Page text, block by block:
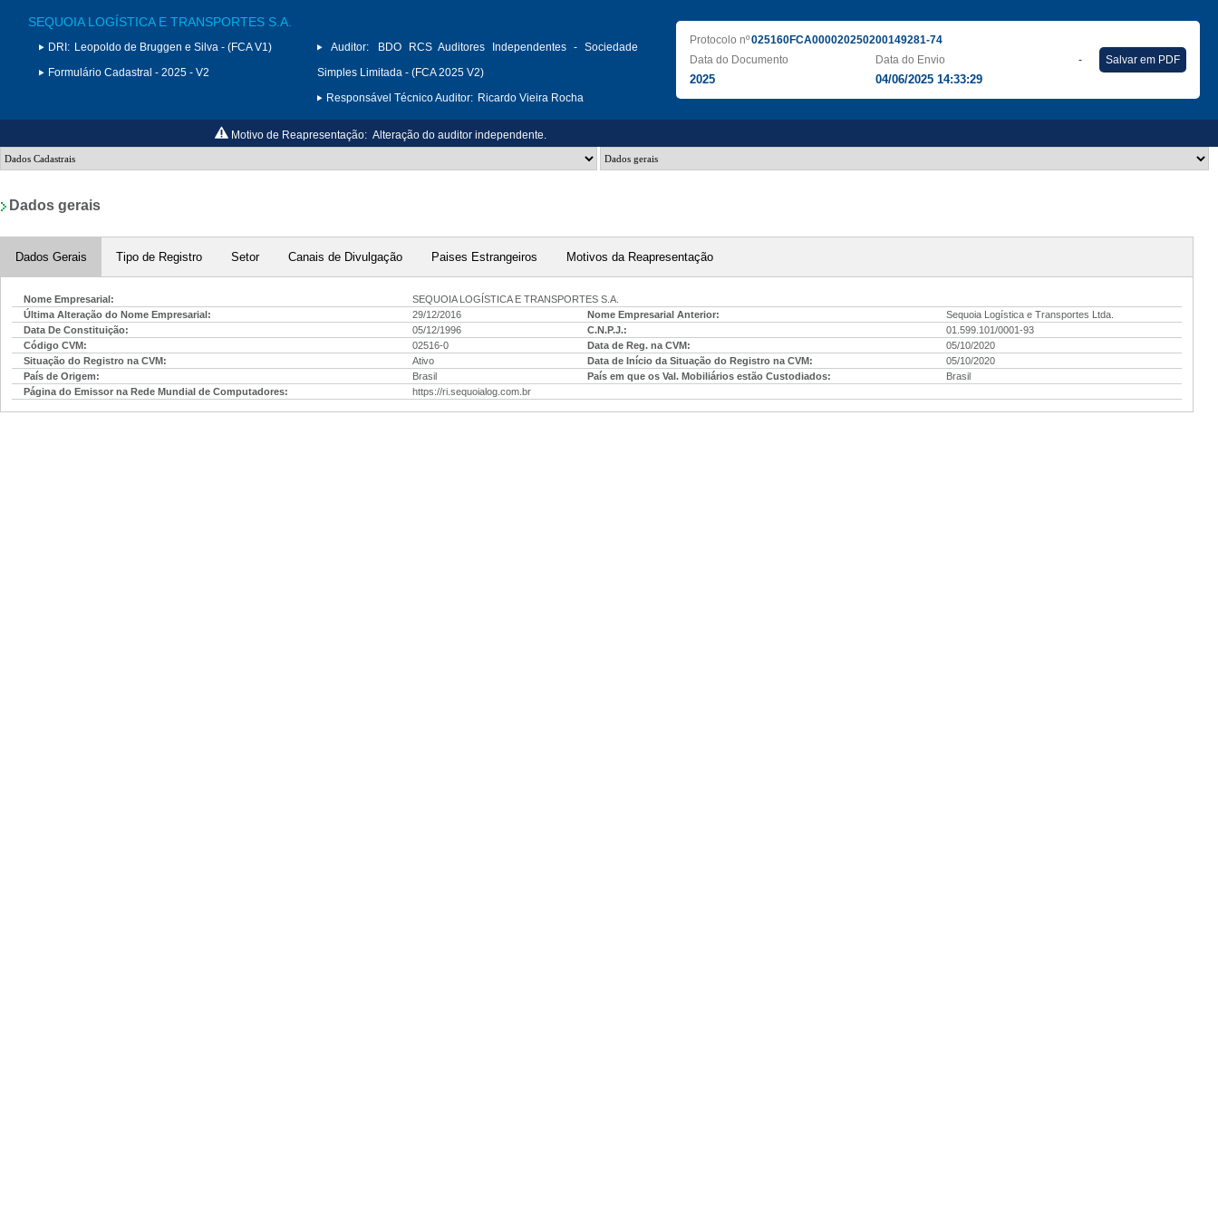
SEQUOIA LOGÍSTICA E TRANSPORTES S.A.
DRI: Leopoldo de Bruggen e Silva - (FCA V1)
Formulário Cadastral - 2025 - V2
Auditor:
BDO RCS Auditores Independentes - Sociedade
Simples Limitada - (FCA 2025 V2)
Responsável Técnico Auditor: Ricardo Vieira Rocha
Protocolo nº025160FCA000020250200149281-74
Data do Documento
2025
Data do Envio
04/06/2025 14:33:29
- Salvar em PDF
Motivo de Reapresentação: Alteração do auditor independente.